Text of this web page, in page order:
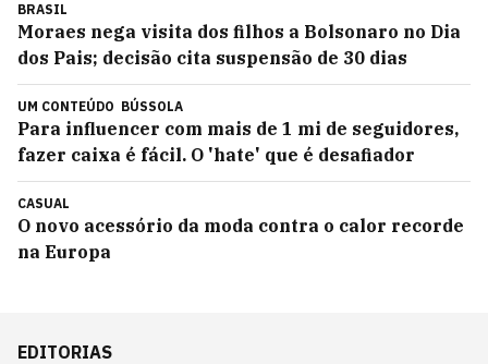
BRASIL
Moraes nega visita dos filhos a Bolsonaro no Dia
dos Pais; decisão cita suspensão de 30 dias
UM CONTEÚDO BÚSSOLA
Para influencer com mais de 1 mi de seguidores,
fazer caixa é fácil. O 'hate' que é desafiador
CASUAL
O novo acessório da moda contra o calor recorde
na Europa
EDITORIAS